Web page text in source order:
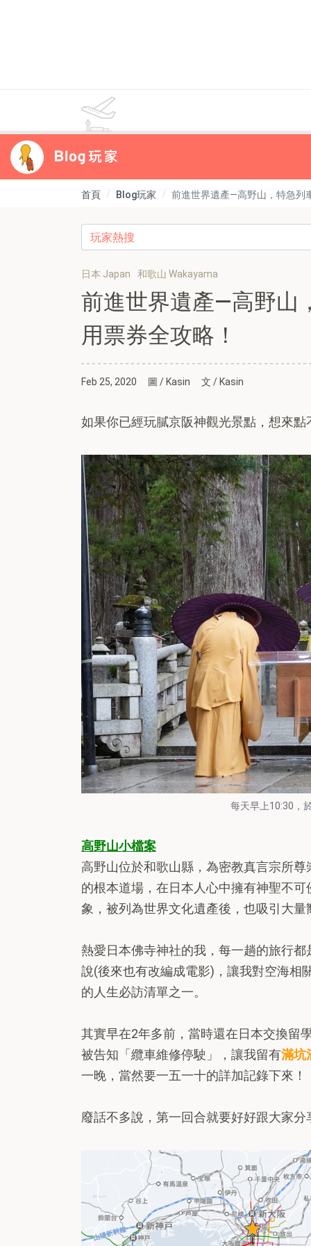
首頁 Blog玩家 前進世界遺產—高野山，特急列
日本 Japan 和歌山 Wakayama
前進世界遺產—高野山
用票券全攻略！
Feb 25, 2020 圖 / Kasin 文 / Kasin
如果你已經玩膩京阪神觀光景點，想來
每天早上10:30，
高野山小檔案
高野山位於和歌山縣，為密教真言宗所
的根本道場，在日本人心中擁有神聖不
象，被列為世界文化遺產後，也吸引大
熱愛日本佛寺神社的我，每一趟的旅行
說(後來也有改編成電影)，讓我對空海相
的人生必訪清單之一。
其實早在2年多前，當時還在日本交換留
被告知「纜車維修停駛」，讓我留有滿坑
一晚，當然要一五一十的詳加記錄下來！
廢話不多說，第一回合就要好好跟大家分